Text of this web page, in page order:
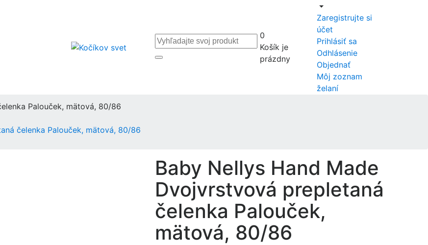
0
Košík je
prázdny
Zaregistrujte si
účet
Prihlásiť sa
Odhlásenie
Objednať
Môj zoznam
želaní
Palouček, mätová, 80/86
čelenka Palouček, mätová, 80/86
Baby Nellys Hand Made
Dvojvrstvová prepletaná
čelenka Palouček,
mätová, 80/86